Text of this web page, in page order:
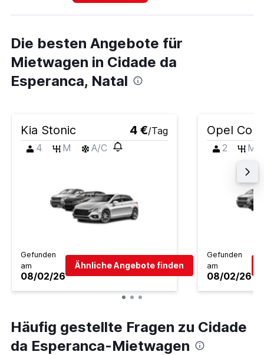
Die besten Angebote für
Mietwagen in Cidade da
Esperanca, Natal
Kia Stonic 4 €/Tag
4
M A/C
Gefunden
am
08/02/26
Ähnliche Angebote finden
Opel
2 M
Gefunden
am
08/02/26
Häufig gestellte Fragen zu Cidade
da Esperanca-Mietwagen